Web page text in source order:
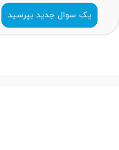
یک سوال جدید بپرسید